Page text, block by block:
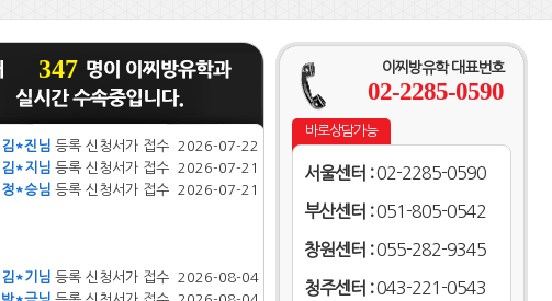
347
김*기님 등록 신청서가 접수 2026-08-04
2026-07-23
박*준님등록 신청서가 접수2026-07-23
성*동님 등록 신청서가 접수 2026-07-22
이*성님 등록 신청서가 접수 2026-07-22
김*진님 등록 신청서가 접수 2026-07-22
김*지님 등록 신청서가 접수 2026-07-21
이찌방유학 대표번호
02-2285-0590
바로상담가능
서울센터 :02-2285-0590
부산센터 :051-805-0542
창원센터 :055-282-9345
청주센터 :043-221-0543